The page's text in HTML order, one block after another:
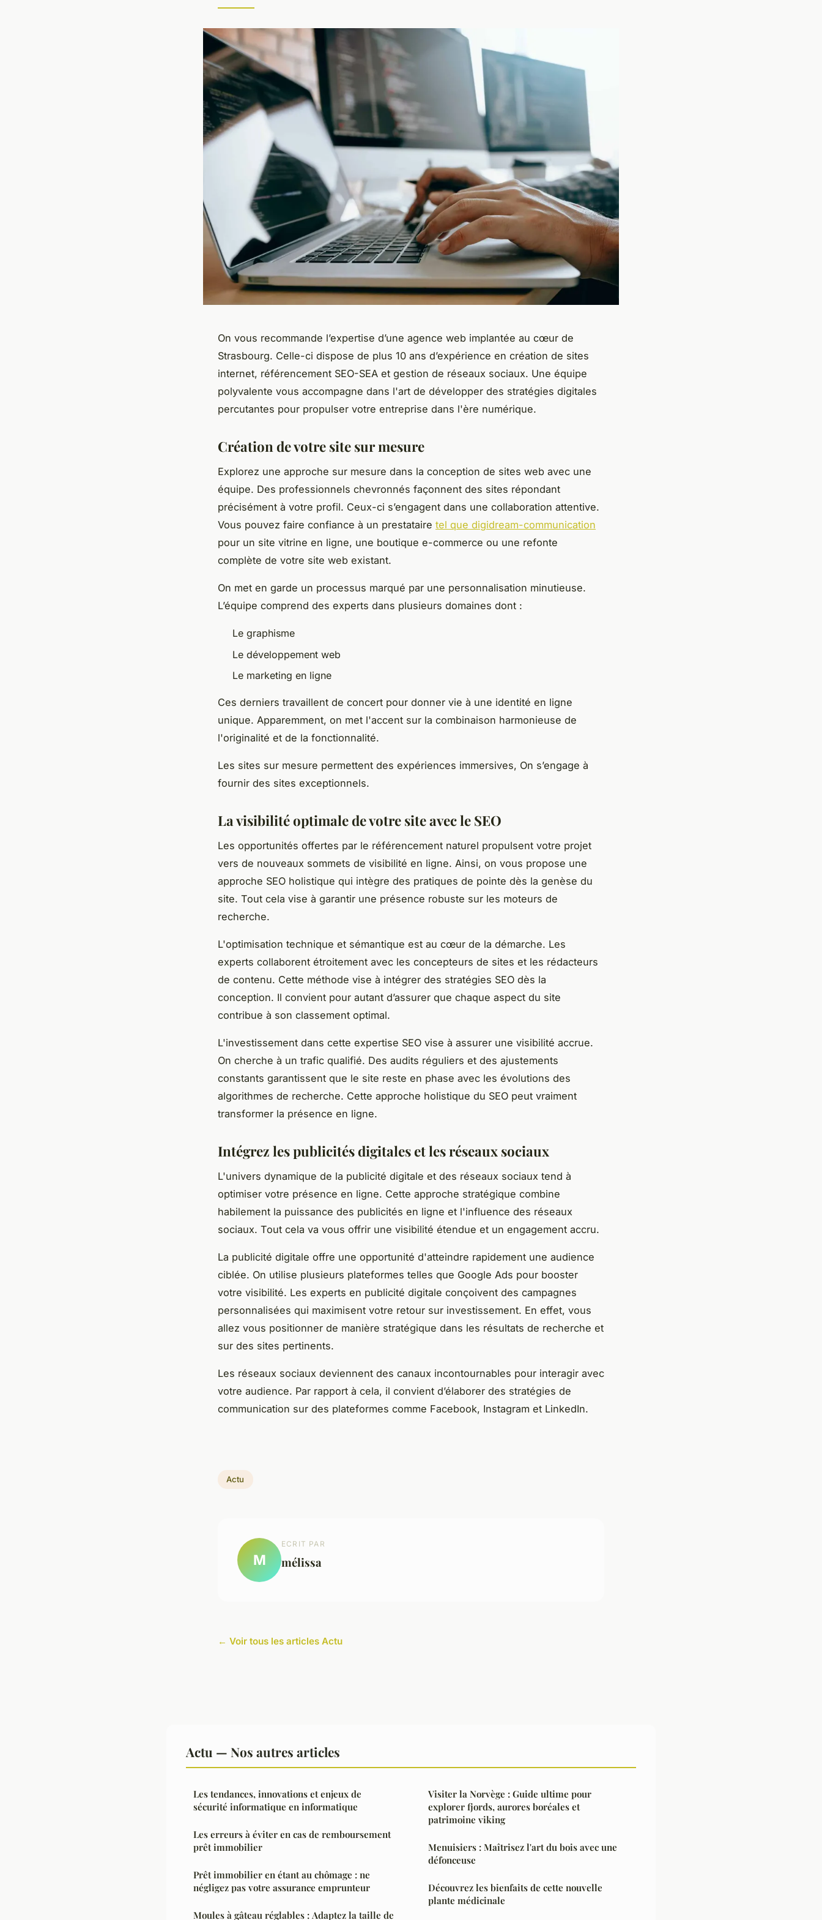
On vous recommande l’expertise d’une agence web implantée au cœur de
Strasbourg. Celle-ci dispose de plus 10 ans d’expérience en création de sites
internet, référencement SEO-SEA et gestion de réseaux sociaux. Une équipe
polyvalente vous accompagne dans l'art de développer des stratégies digitales
percutantes pour propulser votre entreprise dans l'ère numérique.
Création de votre site sur mesure
Explorez une approche sur mesure dans la conception de sites web avec une
équipe. Des professionnels chevronnés façonnent des sites répondant
précisément à votre profil. Ceux-ci s’engagent dans une collaboration attentive.
Vous pouvez faire confiance à un prestataire tel que digidream-communication
pour un site vitrine en ligne, une boutique e-commerce ou une refonte
complète de votre site web existant.
On met en garde un processus marqué par une personnalisation minutieuse.
L’équipe comprend des experts dans plusieurs domaines dont :
Le graphisme
Le développement web
Le marketing en ligne
Ces derniers travaillent de concert pour donner vie à une identité en ligne
unique. Apparemment, on met l'accent sur la combinaison harmonieuse de
l'originalité et de la fonctionnalité.
Les sites sur mesure permettent des expériences immersives, On s’engage à
fournir des sites exceptionnels.
La visibilité optimale de votre site avec le SEO
Les opportunités offertes par le référencement naturel propulsent votre projet
vers de nouveaux sommets de visibilité en ligne. Ainsi, on vous propose une
approche SEO holistique qui intègre des pratiques de pointe dès la genèse du
site. Tout cela vise à garantir une présence robuste sur les moteurs de
recherche.
L'optimisation technique et sémantique est au cœur de la démarche. Les
experts collaborent étroitement avec les concepteurs de sites et les rédacteurs
de contenu. Cette méthode vise à intégrer des stratégies SEO dès la
conception. Il convient pour autant d’assurer que chaque aspect du site
contribue à son classement optimal.
L'investissement dans cette expertise SEO vise à assurer une visibilité accrue.
On cherche à un trafic qualifié. Des audits réguliers et des ajustements
constants garantissent que le site reste en phase avec les évolutions des
algorithmes de recherche. Cette approche holistique du SEO peut vraiment
transformer la présence en ligne.
Intégrez les publicités digitales et les réseaux sociaux
L'univers dynamique de la publicité digitale et des réseaux sociaux tend à
optimiser votre présence en ligne. Cette approche stratégique combine
habilement la puissance des publicités en ligne et l'influence des réseaux
sociaux. Tout cela va vous offrir une visibilité étendue et un engagement accru.
La publicité digitale offre une opportunité d'atteindre rapidement une audience
ciblée. On utilise plusieurs plateformes telles que Google Ads pour booster
votre visibilité. Les experts en publicité digitale conçoivent des campagnes
personnalisées qui maximisent votre retour sur investissement. En effet, vous
allez vous positionner de manière stratégique dans les résultats de recherche et
sur des sites pertinents.
Les réseaux sociaux deviennent des canaux incontournables pour interagir avec
votre audience. Par rapport à cela, il convient d’élaborer des stratégies de
communication sur des plateformes comme Facebook, Instagram et LinkedIn.
Actu
M
ECRIT PAR
mélissa
← Voir tous les articles Actu
Actu — Nos autres articles
Les tendances, innovations et enjeux de
sécurité informatique en informatique
Les erreurs à éviter en cas de remboursement
prêt immobilier
Prêt immobilier en étant au chômage : ne
négligez pas votre assurance emprunteur
Moules à gâteau réglables : Adaptez la taille de
Visiter la Norvège : Guide ultime pour
explorer fjords, aurores boréales et
patrimoine viking
Menuisiers : Maîtrisez l'art du bois avec une
défonceuse
Découvrez les bienfaits de cette nouvelle
plante médicinale